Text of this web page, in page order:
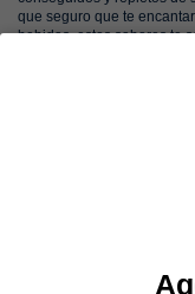
que seguro que te
bebidas, estos sabores te
sabor y un 2% de
resistencia que te
Puedes encontrar estos
probarlos todos de una
mejores del mundo. Con